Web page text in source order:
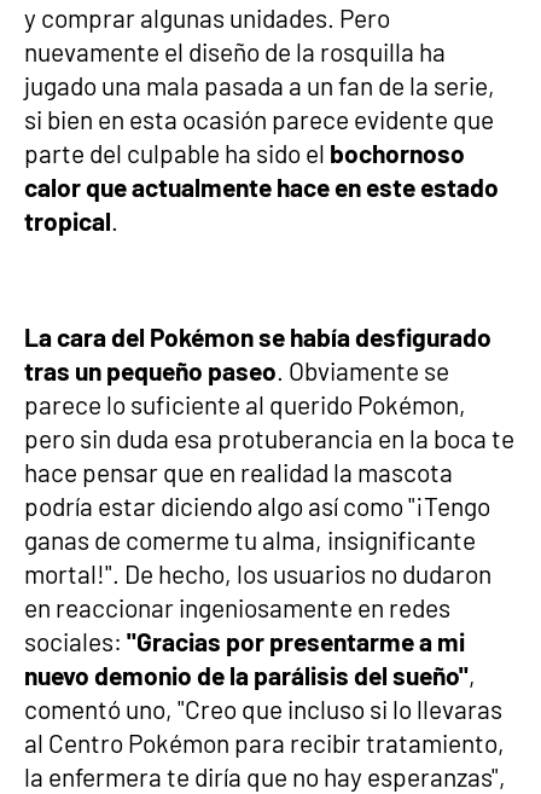
y comprar algunas unidades. Pero
nuevamente el diseño de la rosquilla ha
jugado una mala pasada a un fan de la serie,
si bien en esta ocasión parece evidente que
parte del culpable ha sido el bochornoso
calor que actualmente hace en este estado
tropical.
La cara del Pokémon se había desfigurado
tras un pequeño paseo. Obviamente se
parece lo suficiente al querido Pokémon,
pero sin duda esa protuberancia en la boca te
hace pensar que en realidad la mascota
podría estar diciendo algo así como "¡Tengo
ganas de comerme tu alma, insignificante
mortal!". De hecho, los usuarios no dudaron
en reaccionar ingeniosamente en redes
sociales: "Gracias por presentarme a mi
nuevo demonio de la parálisis del sueño",
comentó uno, "Creo que incluso si lo llevaras
al Centro Pokémon para recibir tratamiento,
la enfermera te diría que no hay esperanzas",